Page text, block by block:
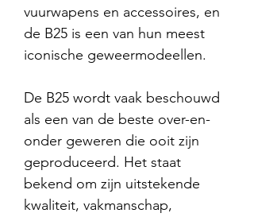
vuurwapens en accessoires, en
de B25 is een van hun meest
iconische geweermodeellen.
De B25 wordt vaak beschouwd
als een van de beste over-en-
onder geweren die ooit zijn
geproduceerd. Het staat
bekend om zijn uitstekende
kwaliteit, vakmanschap,